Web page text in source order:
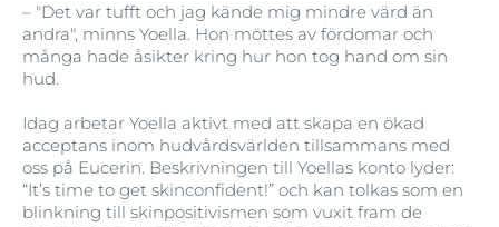
– "Det var tufft och jag kände mig mindre värd än
andra", minns Yoella. Hon möttes av fördomar och
många hade åsikter kring hur hon tog hand om sin
hud.
Idag arbetar Yoella aktivt med att skapa en ökad
acceptans inom hudvårdsvärlden tillsammans med
oss på Eucerin. Beskrivningen till Yoellas konto lyder:
“It’s time to get skinconfident!” och kan tolkas som en
blinkning till skinpositivismen som vuxit fram de